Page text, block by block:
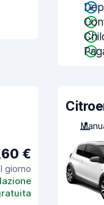
€
giorno